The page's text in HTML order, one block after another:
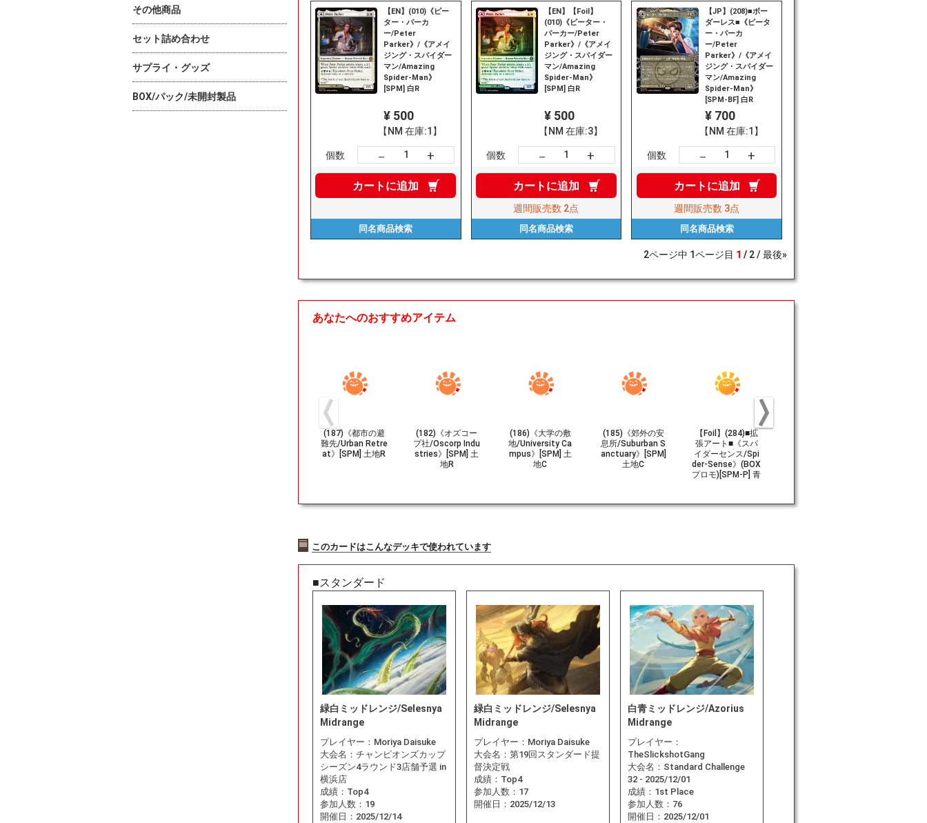
【EN】(010)《ピー
ター・パーカ
ー/Peter
Parker》/《アメイ
ジング・スパイダー
マン/Amazing
Spider-Man》
[SPM] 白R
¥ 500
【NM 在庫:1】
個数 － +
カートに追加
同名商品検索
【EN】【Foil】
(010)《ピーター・
パーカー/Peter
Parker》/《アメイ
ジング・スパイダー
マン/Amazing
Spider-Man》
[SPM] 白R
¥ 500
【NM 在庫:3】
個数 － +
カートに追加
週間販売数 2点
同名商品検索
【JP】(208)■ボー
ダーレス■《ピータ
ー・パーカ
ー/Peter
Parker》/《アメイ
ジング・スパイダー
マン/Amazing
Spider-Man》
[SPM-BF] 白R
¥ 700
【NM 在庫:1】
個数 － +
カートに追加
週間販売数 3点
同名商品検索
2ページ中 1ページ目 1 2 最後»
あなたへのおすすめアイテム
(187)《都市の避
難先/Urban Retre
at》[SPM] 土地R
(182)《オズコー
プ社/Oscorp Indu
stries》[SPM] 土
地R
(186)《大学の敷
地/University Ca
mpus》[SPM] 土
地C
(185)《郊外の安
息所/Suburban S
anctuary》[SPM]
土地C
【Foil】(284)■拡
張アート■《スパ
イダーセンス/Spi
der-Sense》(BOX
プロモ)[SPM-P] 青
このカードはこんなデッキで使われています
■スタンダード
緑白ミッドレンジ/Selesnya
Midrange
プレイヤー： Moriya Daisuke
大会名： チャンピオンズカップ
シーズン4ラウンド3店舗予選 in
横浜店
成績： Top4
参加人数： 19
開催日： 2025/12/14
緑白ミッドレンジ/Selesnya
Midrange
プレイヤー： Moriya Daisuke
大会名： 第19回スタンダード提
督決定戦
成績： Top4
参加人数： 17
開催日： 2025/12/13
白青ミッドレンジ/Azorius
Midrange
プレイヤー：
TheSlickshotGang
大会名： Standard Challenge
32 - 2025/12/01
成績： 1st Place
参加人数： 76
開催日： 2025/12/01